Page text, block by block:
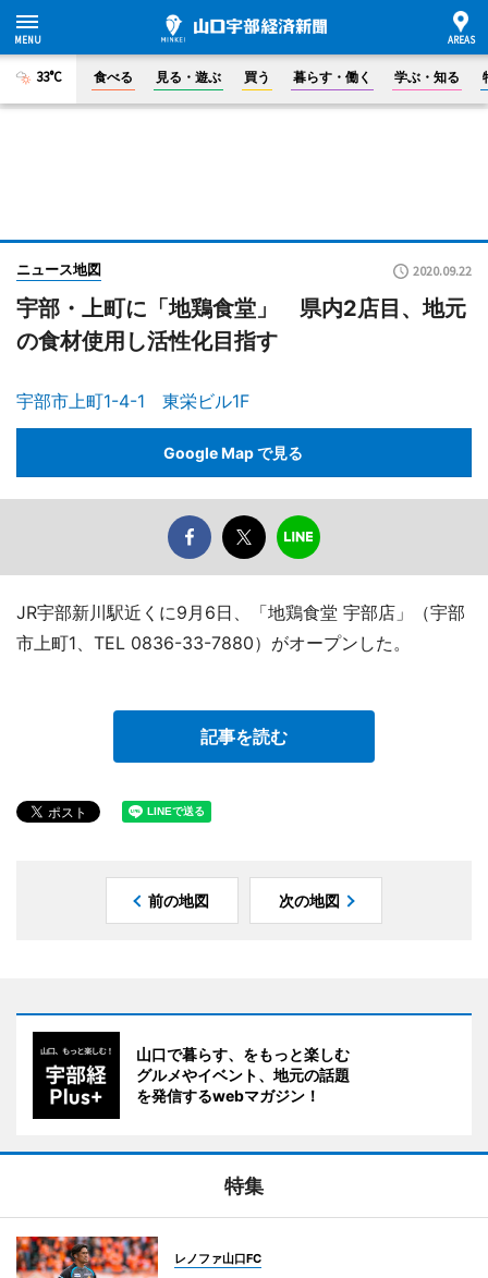
33°C 食べる 見る・遊ぶ 買う 暮らす・働く 学ぶ・知る
ニュース地図 2020.09.22
宇部・上町に「地鶏食堂」 県内2店目、地元
の食材使用し活性化目指す
宇部市上町1-4-1 東栄ビル1F
Google Map で見る
JR宇部新川駅近くに9月6日、「地鶏食堂 宇部店」（宇部
市上町1、TEL 0836-33-7880）がオープンした。
記事を読む
前の地図 次の地図
山口で暮らす、をもっと楽しむ
グルメやイベント、地元の話題
を発信するwebマガジン！
特集
レノファ山口FC